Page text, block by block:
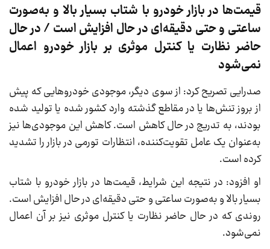
قیمت‌ها در بازار خودرو با شتاب بسیار بالا و به‌صورت
ساعتی و حتی دقیقه‌ای در حال افزایش است / در حال
حاضر نظارت یا کنترل موثری بر بازار خودرو اعمال
نمی‌شود
صدرایی تصریح کرد: از سوی دیگر، موجودی خودروهایی که پیش
از بروز تنش‌ها یا در مقاطع گذشته وارد کشور شده یا تولید شده
بودند، به تدریج در حال کاهش است. کاهش این موجودی‌ها نیز
به‌عنوان یک عامل تقویت‌کننده، انتظارات تورمی در بازار را تشدید
کرده است.
او افزود: در نتیجه این شرایط، قیمت‌ها در بازار خودرو با شتاب
بسیار بالا و به‌صورت ساعتی و حتی دقیقه‌ای در حال افزایش است.
روندی که در حال حاضر نظارت یا کنترل موثری نیز بر آن اعمال
نمی‌شود.